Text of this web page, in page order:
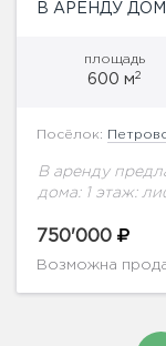
В АРЕНДУ
площадь
600 м2
Посёлок:
В аренду
дома: 1 этаж:
гараж на 2 м/м,
750'000
Возможна